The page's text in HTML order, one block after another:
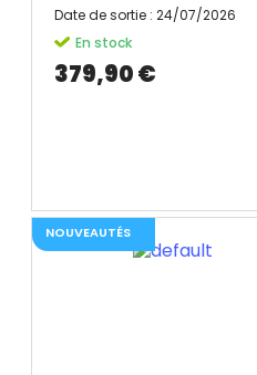
Date de sortie : 24/07/2026
En stock
379,90 €
NOUVEAUTÉS